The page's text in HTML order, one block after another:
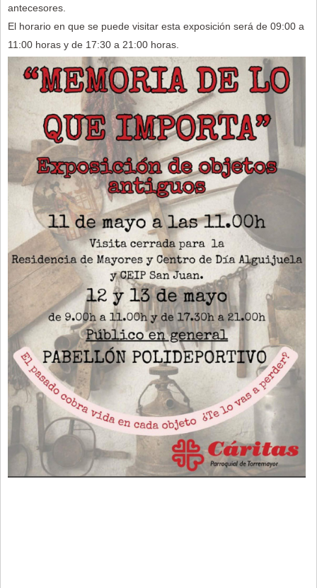
antecesores.
El horario en que se puede visitar esta exposición será de 09:00 a
11:00 horas y de 17:30 a 21:00 horas.